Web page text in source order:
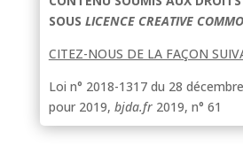
SOUS LICENCE CREATIVE
CITEZ-NOUS DE LA FAÇON
Loi n° 2018-1317 du 28
pour 2019, bjda.fr 2019, n° 61